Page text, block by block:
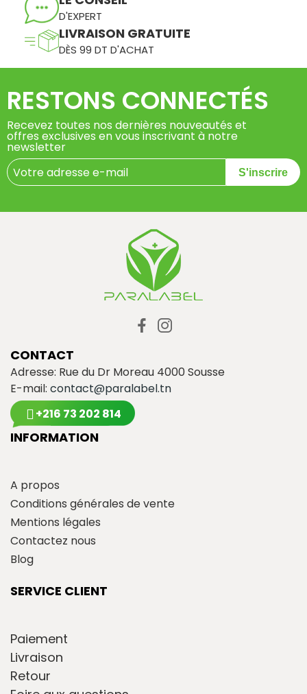
D'EXPERT
LIVRAISON GRATUITE
DÈS 99 DT D'ACHAT
RESTONS CONNECTÉS
Recevez toutes nos dernières nouveautés et
offres exclusives en vous inscrivant à notre
newsletter
S'inscrire
CONTACT
Adresse: Rue du Dr Moreau 4000 Sousse
E-mail: contact@paralabel.tn
+216 73 202 814
INFORMATION
A propos
Conditions générales de vente
Mentions légales
Contactez nous
Blog
SERVICE CLIENT
Paiement
Livraison
Retour